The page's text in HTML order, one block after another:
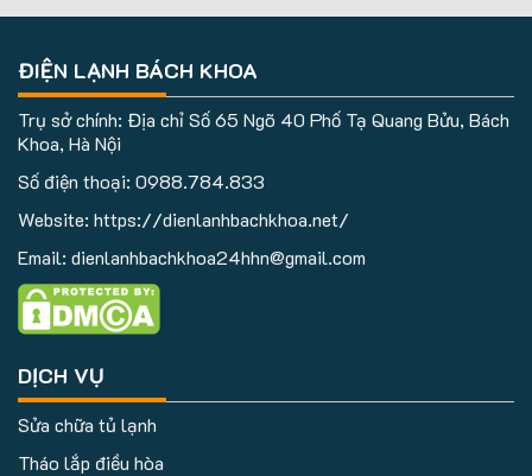
ĐIỆN LẠNH BÁCH KHOA
Trụ sở chính: Địa chỉ Số 65 Ngõ 40 Phố Tạ Quang Bửu, Bách
Khoa, Hà Nội
Số điện thoại: 0988.784.833
Website: https://dienlanhbachkhoa.net/
Email: dienlanhbachkhoa24hhn@gmail.com
DỊCH VỤ
Sửa chữa tủ lạnh
Tháo lắp điều hòa